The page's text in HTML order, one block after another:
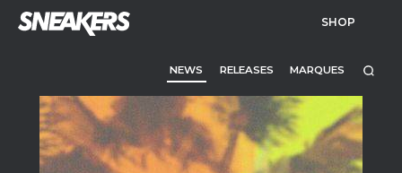
SHOP
NEWS RELEASES MARQUES